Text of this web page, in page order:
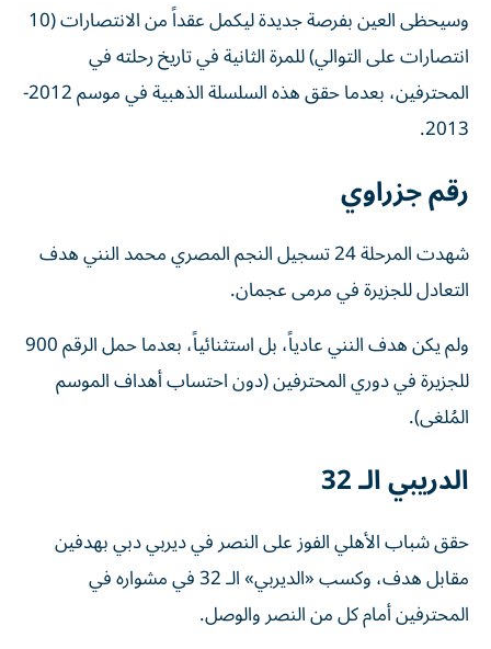
وسيحظى العين بفرصة جديدة ليكمل عقداً من الانتصارات (10
انتصارات على التوالي) للمرة الثانية في تاريخ رحلته في
المحترفين، بعدما حقق هذه السلسلة الذهبية في موسم 2012-
2013.
رقم جزراوي
شهدت المرحلة 24 تسجيل النجم المصري محمد النني هدف
التعادل للجزيرة في مرمى عجمان.
ولم يكن هدف النني عادياً، بل استثنائياً، بعدما حمل الرقم 900
للجزيرة في دوري المحترفين (دون احتساب أهداف الموسم
المُلغى).
الدريبي الـ 32
حقق شباب الأهلي الفوز على النصر في ديربي دبي بهدفين
مقابل هدف، وكسب «الديربي» الـ 32 في مشواره في
المحترفين أمام كل من النصر والوصل.